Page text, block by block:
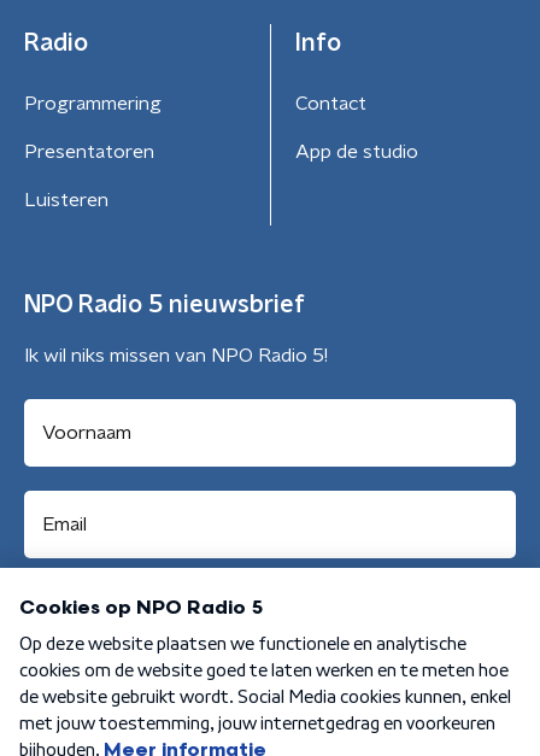
Radio
Programmering
Presentatoren
Luisteren
Info
Contact
App de studio
NPO Radio 5 nieuwsbrief
Ik wil niks missen van NPO Radio 5!
Aanmelden
Algemene voorwaarden Privacybeleid